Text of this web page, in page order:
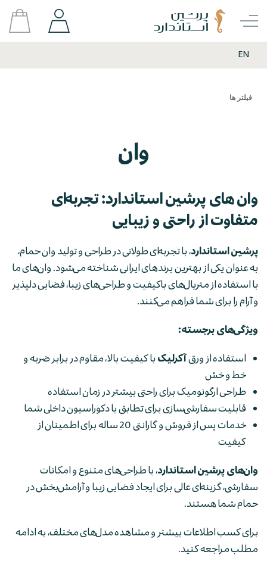
EN
فیلتر ها
وان
وان های پرشین استاندارد: تجربه‌ای
متفاوت از راحتی و زیبایی
پرشین استاندارد، با تجربه‌ای طولانی در طراحی و تولید وان حمام،
به عنوان یکی از بهترین برندهای ایرانی شناخته می‌شود. وان‌های ما
با استفاده از متریال‌های باکیفیت و طراحی‌های زیبا، فضایی دلپذیر
و آرام را برای شما فراهم می‌کنند.
ویژگی‌های برجسته:
استفاده از ورقآکرلیک با کیفیت بالا، مقاوم در برابر ضربه و
خط و خش
طراحی ارگونومیک برای راحتی بیشتر در زمان استفاده
قابلیت سفارشی‌سازی برای تطابق با دکوراسیون داخلی شما
خدمات پس از فروش و گارانتی 20 ساله برای اطمینان از
کیفیت
وان‌های پرشین استاندارد، با طراحی‌های متنوع و امکانات
سفارشی، گزینه‌ای عالی برای ایجاد فضایی زیبا و آرامش‌بخش در
حمام شما هستند.
برای کسب اطلاعات بیشتر و مشاهده مدل‌های مختلف، به ادامه
مطلب مراجعه کنید.